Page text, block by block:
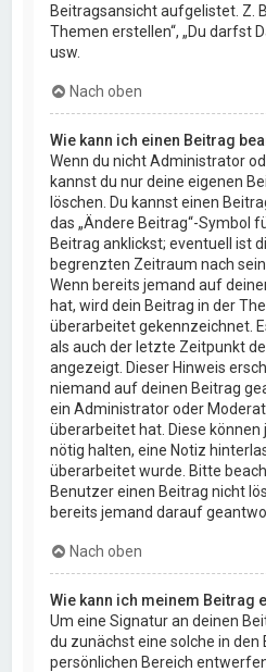
Beitragsansicht aufgelistet. Z.
Themen erstellen“, „Du darfst
usw.
Nach oben
Wie kann ich einen Beitrag
Wenn du nicht Administrator
kannst du nur deine eigenen
löschen. Du kannst einen
das „Ändere Beitrag“-Symbol
Beitrag anklickst; eventuell ist
begrenzten Zeitraum nach
Wenn bereits jemand auf
hat, wird dein Beitrag in der
überarbeitet gekennzeichnet.
als auch der letzte Zeitpunkt
angezeigt. Dieser Hinweis
niemand auf deinen Beitrag
ein Administrator oder
überarbeitet hat. Diese können
nötig halten, eine Notiz
überarbeitet wurde. Bitte
Benutzer einen Beitrag nicht
bereits jemand darauf
Nach oben
Wie kann ich meinem Beitrag
Um eine Signatur an deinen
du zunächst eine solche in den
persönlichen Bereich